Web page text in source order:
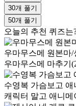
30개 풀기
50개 풀기
오늘의 추천 퀴즈는
우마무스메 원본마/
우마무스메 마추기
수영복 가슴보고 애
캐릭터 말고 애니메